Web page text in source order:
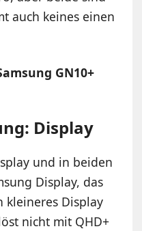
auch keines einen
GN10+
Display
und in beiden
Display, das
kleineres Display
nicht mit QHD+